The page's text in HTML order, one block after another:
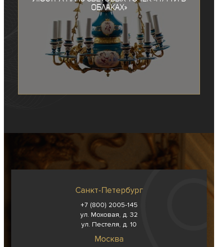
облаках»
Санкт-Петербург
+7 (800) 2005-145
ул. Моховая, д. 32
ул. Пестеля, д. 10
Москва